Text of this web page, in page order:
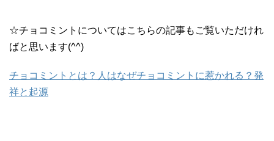
☆チョコミントについてはこちらの記事もご覧いただけれ
ばと思います(^^)
チョコミントとは？人はなぜチョコミントに惹かれる？発
祥と起源